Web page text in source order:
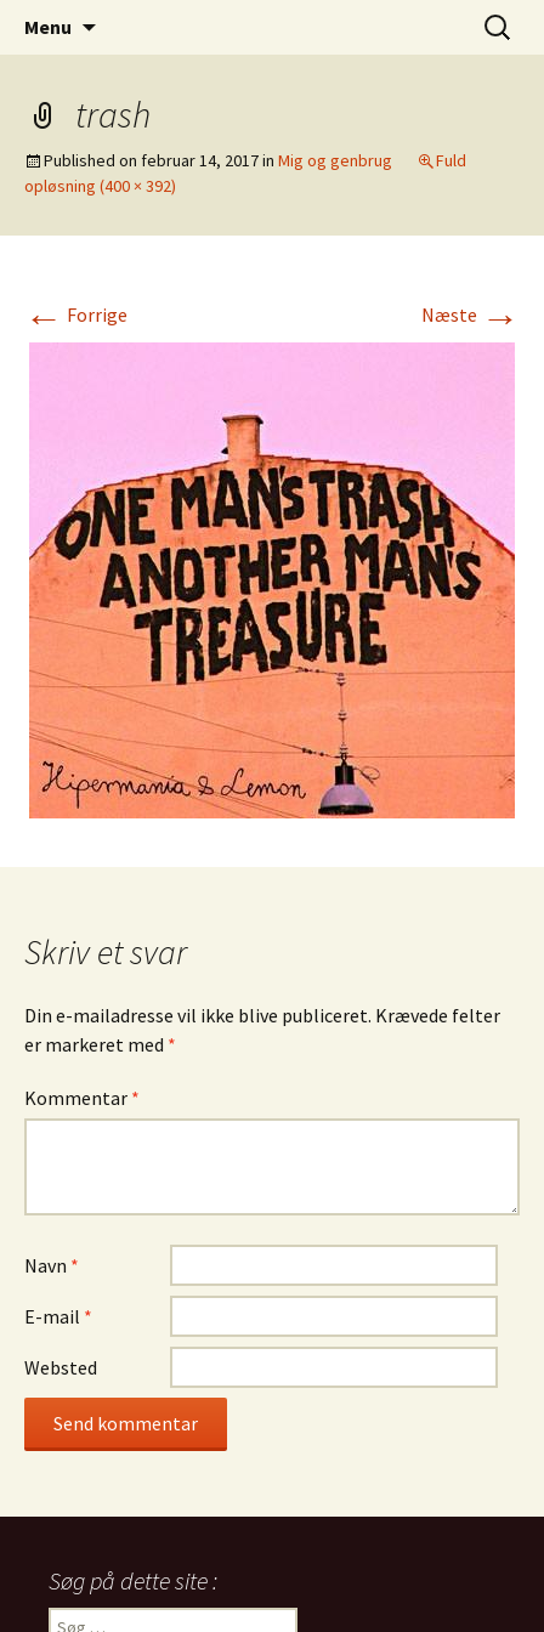
Retro-Shoppen.DK
Dansk Design fra 1940 til 1980
Menu
Søg
efter:
trash
Published on februar 14, 2017in Mig og genbrug
Fuld
opløsning (400 × 392)
← Forrige Næste →
Skriv et svar
Din e-mailadresse vil ikke blive publiceret. Krævede felter
er markeret med *
Kommentar *
Navn *
E-mail *
Websted
Søg på dette site :
Søg